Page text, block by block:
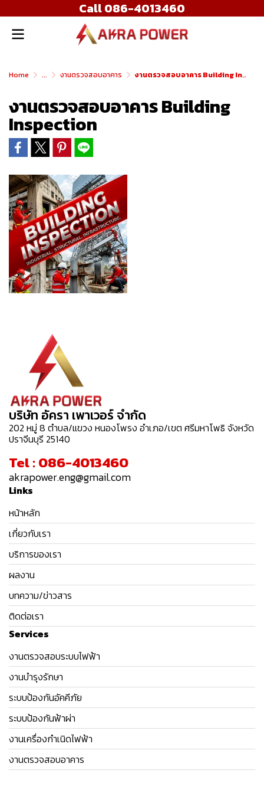
Call 086-4013460
Home ... งานตรวจสอบอาคาร งานตรวจสอบอาคาร Building Inspection
งานตรวจสอบอาคาร Building
Inspection
บริษัท อัครา เพาเวอร์ จำกัด
202 หมู่ 8 ตำบล/แขวง หนองโพรง อำเภอ/เขต ศรีมหาโพธิ จังหวัด
ปราจีนบุรี 25140
Tel : 086-4013460
akrapower.eng@gmail.com
Links
หน้าหลัก
เกี่ยวกับเรา
บริการของเรา
ผลงาน
บทความ/ข่าวสาร
ติดต่อเรา
Services
งานตรวจสอบระบบไฟฟ้า
งานบำรุงรักษา
ระบบป้องกันอัคคีภัย
ระบบป้องกันฟ้าผ่า
งานเครื่องกำเนิดไฟฟ้า
งานตรวจสอบอาคาร